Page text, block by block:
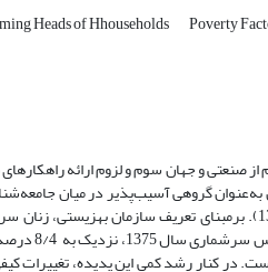
Heads of Hhouseholds Poverty
صنعتی و جهان سوم و لزوم ارائه
گروهی آسیب‌پذیر در میان
برمبنای تعریف سازمان بهزیستی،
خانواده را
سرشماری سال 1395 از 12 درصد عبور کرده است. در کنار رشد